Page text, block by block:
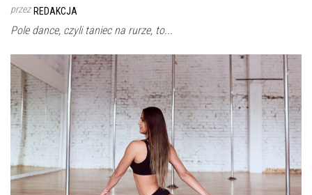
przez REDAKCJA
Pole dance, czyli taniec na rurze, to...